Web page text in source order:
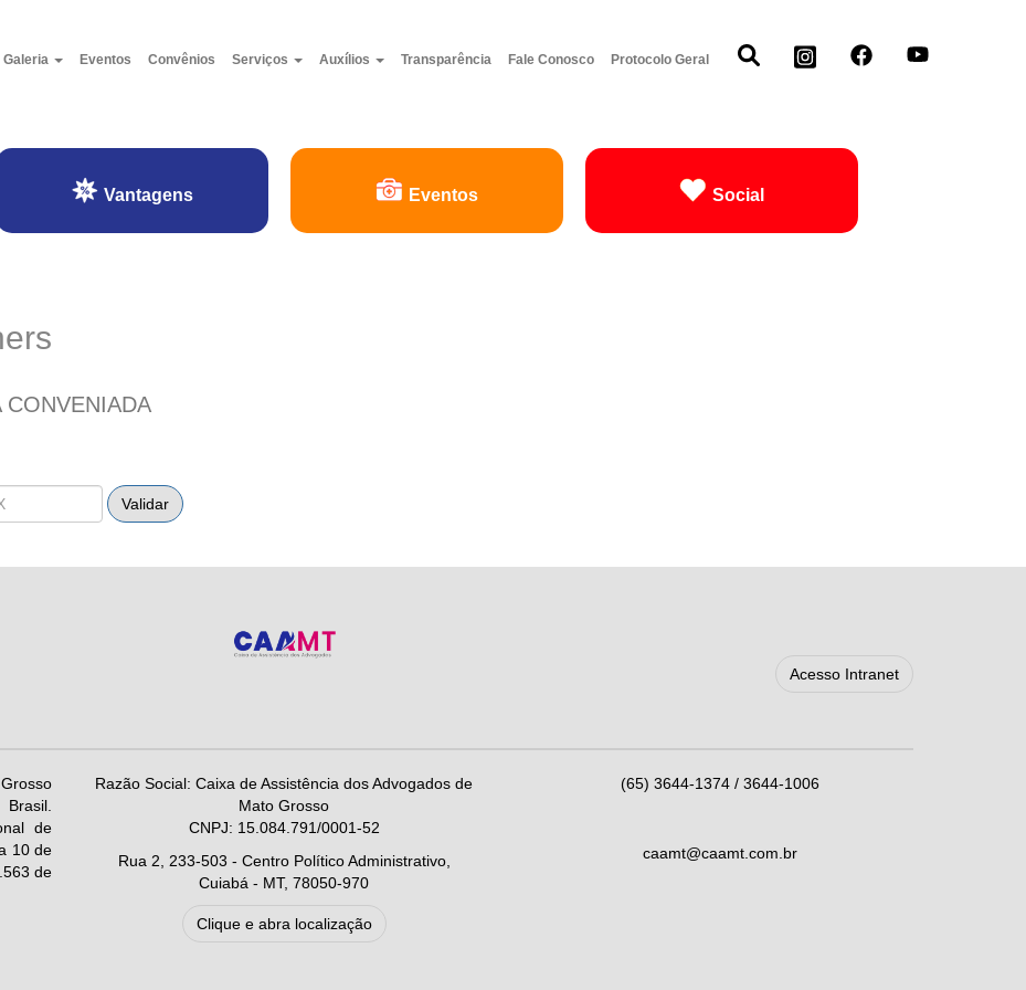
Galeria Eventos Convênios Serviços Auxílios Transparência Fale Conosco Protocolo Geral
Vantagens Eventos Social
CONVENIADA
Acesso Intranet
de
10 de
de
Razão Social: Caixa de Assistência dos Advogados de
Mato Grosso
CNPJ: 15.084.791/0001-52
Rua 2, 233-503 - Centro Político Administrativo,
Cuiabá - MT, 78050-970
Clique e abra localização
(65) 3644-1374 / 3644-1006
caamt@caamt.com.br